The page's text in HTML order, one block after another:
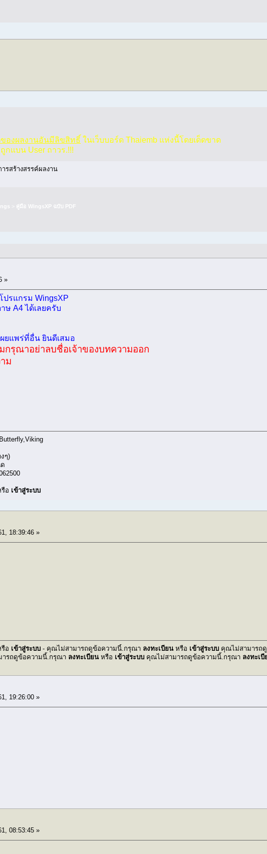
องผลงานอันมีลิขสิทธิ์ ในเว็บบอร์ด Thaiemb แห่งนี้โดยเด็ดขาด
กแบน User ถาวร.!!!
รสร้างสรรค์ผลงาน
คู่มือ WingsXP ฉบับ PDF
»
รแกรม WingsXP
A4 ได้เลยครับ
ยแพร่ที่อื่น ยินดีเสมอ
กรุณาอย่าลบชื่อเจ้าของบทความออก
ม
ๆ)
อ เข้าสู่ระบบ
18:39:46 »
อ เข้าสู่ระบบ - คุณไม่สามารถดูข้อความนี้.กรุณา ลงทะเบียนหรือ เข้าสู่ระบบ คุณไม่สามารถ
รถดูข้อความนี้.กรุณา ลงทะเบียนหรือ เข้าสู่ระบบ คุณไม่สามารถดูข้อความนี้.กรุณา ลงทะเบี
19:26:00 »
08:53:45 »